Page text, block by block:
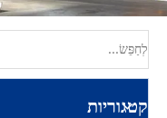
קטגוריות